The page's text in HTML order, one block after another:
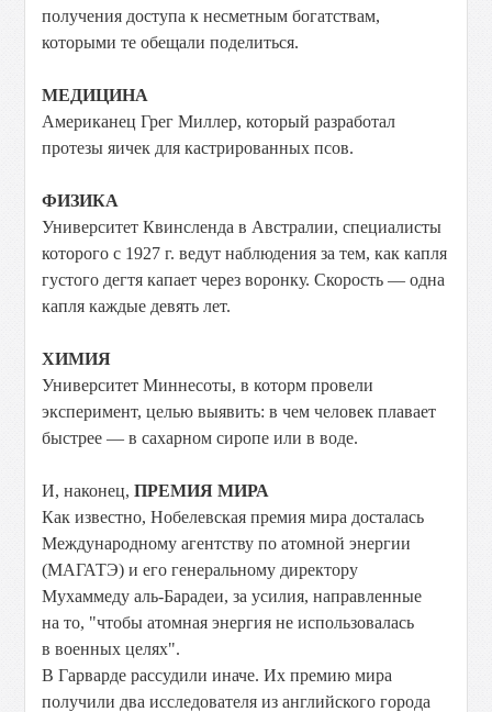
получения доступа к несметным богатствам,
которыми те обещали поделиться.
МЕДИЦИНА
Американец Грег Миллер, который разработал
протезы яичек для кастрированных псов.
ФИЗИКА
Университет Квинсленда в Австралии, специалисты
которого с 1927 г. ведут наблюдения за тем, как капля
густого дегтя капает через воронку. Скорость — одна
капля каждые девять лет.
ХИМИЯ
Университет Миннесоты, в которм провели
эксперимент, целью выявить: в чем человек плавает
быстрее — в сахарном сиропе или в воде.
И, наконец,ПРЕМИЯ МИРА
Как известно, Нобелевская премия мира досталась
Международному агентству по атомной энергии
(МАГАТЭ) и его генеральному директору
Мухаммеду аль-Барадеи, за усилия, направленные
на то, "чтобы атомная энергия не использовалась
в военных целях".
В Гарварде рассудили иначе. Их премию мира
получили два исследователя из английского города